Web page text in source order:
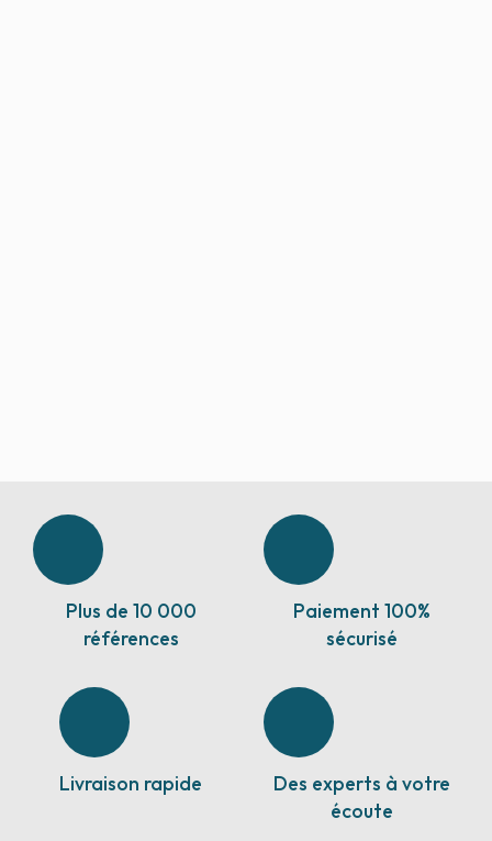
Plus de 10 000
références
Paiement 100%
sécurisé
Livraison rapide
Des experts à votre
écoute